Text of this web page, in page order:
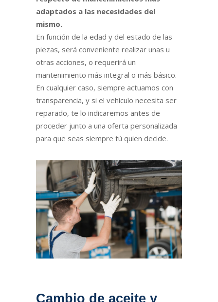
adaptados a las necesidades del
mismo.
En función de la edad y del estado de las
piezas, será conveniente realizar unas u
otras acciones, o requerirá un
mantenimiento más integral o más básico.
En cualquier caso, siempre actuamos con
transparencia, y si el vehículo necesita ser
reparado, te lo indicaremos antes de
proceder junto a una oferta personalizada
para que seas siempre tú quien decide.
Cambio de aceite y